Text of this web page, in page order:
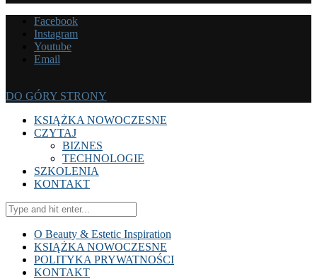
Facebook
Instagram
Youtube
Email
DO GÓRY STRONY
KSIĄŻKA NOWOCZESNE
CZYTAJ
BIZNES
TECHNOLOGIE
SZKOLENIA
KONTAKT
O Beauty & Estetic Inspiration
KSIĄŻKA NOWOCZESNE
POLITYKA PRYWATNOŚCI
KONTAKT